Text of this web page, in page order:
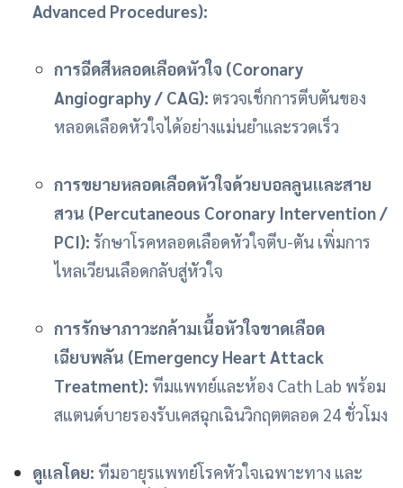
Advanced Procedures):
การฉีดสีหลอดเลือดหัวใจ (Coronary
Angiography / CAG): ตรวจเช็กการตีบตันของ
หลอดเลือดหัวใจได้อย่างแม่นยำและรวดเร็ว
การขยายหลอดเลือดหัวใจด้วยบอลลูนและสาย
สวน (Percutaneous Coronary Intervention /
PCI): รักษาโรคหลอดเลือดหัวใจตีบ-ตัน เพิ่มการ
ไหลเวียนเลือดกลับสู่หัวใจ
การรักษาภาวะกล้ามเนื้อหัวใจขาดเลือด
เฉียบพลัน (Emergency Heart Attack
Treatment): ทีมแพทย์และห้อง Cath Lab พร้อม
สแตนด์บายรองรับเคสฉุกเฉินวิกฤตตลอด 24 ชั่วโมง
ดูแลโดย: ทีมอายุรแพทย์โรคหัวใจเฉพาะทาง และ